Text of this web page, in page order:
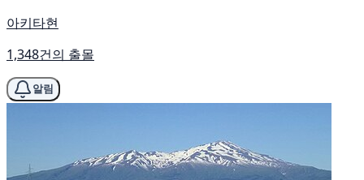
아키타현
1,348건의 출몰
알림